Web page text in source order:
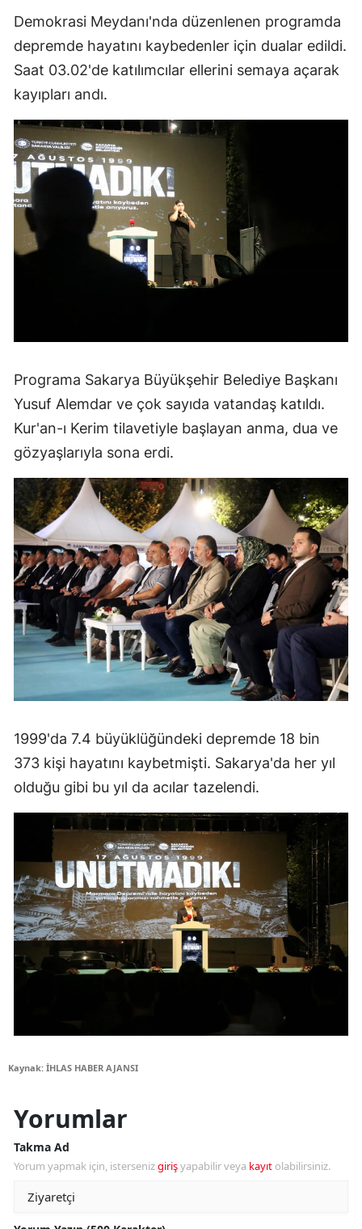
Demokrasi Meydanı'nda düzenlenen programda
depremde hayatını kaybedenler için dualar edildi.
Saat 03.02'de katılımcılar ellerini semaya açarak
kayıpları andı.
Programa Sakarya Büyükşehir Belediye Başkanı
Yusuf Alemdar ve çok sayıda vatandaş katıldı.
Kur'an-ı Kerim tilavetiyle başlayan anma, dua ve
gözyaşlarıyla sona erdi.
1999'da 7.4 büyüklüğündeki depremde 18 bin
373 kişi hayatını kaybetmişti. Sakarya'da her yıl
olduğu gibi bu yıl da acılar tazelendi.
Kaynak: İHLAS HABER AJANSI
Yorumlar
Takma Ad
Yorum yapmak için, istersenizgirişyapabilir veya kayıt olabilirsiniz.